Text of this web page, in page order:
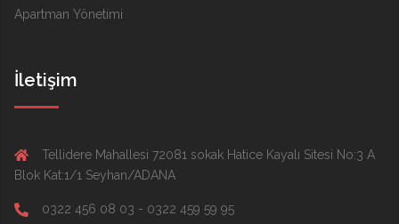
Apartman Yönetimi
İletişim
Tellidere Mahallesi 72081 sokak Hatice Kayalı Sitesi No:3 A
Blok Kat:1/1 Seyhan/ADANA
0322 456 08 03 - 0322 459 59 95